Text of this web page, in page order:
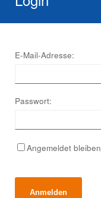
E-Mail-Adresse:
Passwort:
Angemeldet bleiben